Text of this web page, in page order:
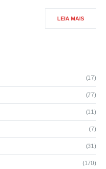
LEIA MAIS
(17)
(77)
(11)
(7)
(31)
(170)